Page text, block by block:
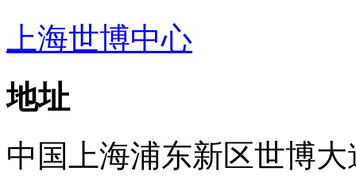
上海世博中心
地址
中国 上海浦东新区世博大